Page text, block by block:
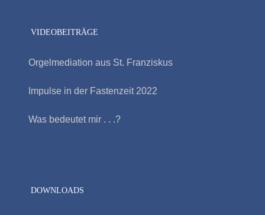
VIDEOBEITRÄGE
Orgelmediation aus St. Franziskus
Impulse in der Fastenzeit 2022
Was bedeutet mir . . .?
DOWNLOADS